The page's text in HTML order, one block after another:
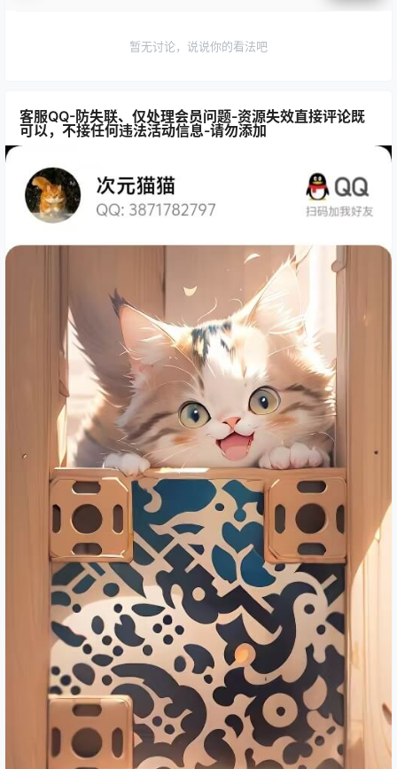
暂无讨论，说说你的看法吧
客服QQ-防失联、仅处理会员问题-资源失效直接评论既
可以，不接任何违法活动信息-请勿添加